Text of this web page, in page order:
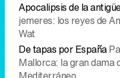
De tapas por España
Gasteiz: capital verde
Europa, la Atenas del
ANTENA 3